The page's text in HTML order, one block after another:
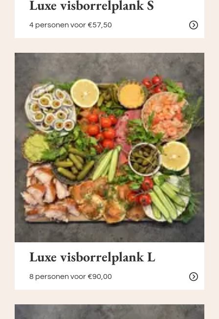
Luxe visborrelplank S
4 personen voor €57,50
Luxe visborrelplank L
8 personen voor €90,00